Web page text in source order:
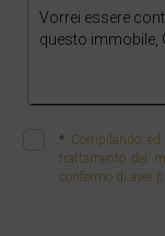
* Compilando
trattamento dei
confermo di aver